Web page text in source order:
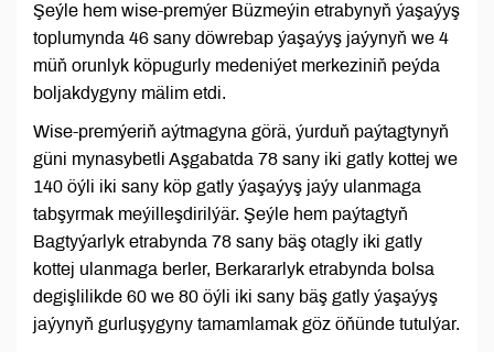
Şeýle hem wise-premýer Büzmeýin etrabynyň ýaşaýyş
toplumynda 46 sany döwrebap ýaşaýyş jaýynyň we 4
müň orunlyk köpugurly medeniýet merkeziniň peýda
boljakdygyny mälim etdi.
Wise-premýeriň aýtmagyna görä, ýurduň paýtagtynyň
güni mynasybetli Aşgabatda 78 sany iki gatly kottej we
140 öýli iki sany köp gatly ýaşaýyş jaýy ulanmaga
tabşyrmak meýilleşdirilýär. Şeýle hem paýtagtyň
Bagtyýarlyk etrabynda 78 sany bäş otagly iki gatly
kottej ulanmaga berler, Berkararlyk etrabynda bolsa
degişlilikde 60 we 80 öýli iki sany bäş gatly ýaşaýyş
jaýynyň gurluşygyny tamamlamak göz öňünde tutulýar.